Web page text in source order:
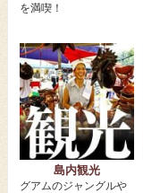
を満喫！
島内観光
グアムのジャングルや